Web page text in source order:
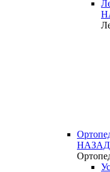
НАЗАД: